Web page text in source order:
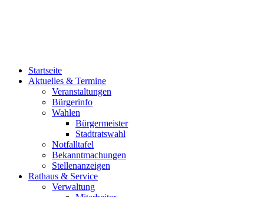
Startseite
Aktuelles & Termine
Veranstaltungen
Bürgerinfo
Wahlen
Bürgermeister
Stadtratswahl
Notfalltafel
Bekanntmachungen
Stellenanzeigen
Rathaus & Service
Verwaltung